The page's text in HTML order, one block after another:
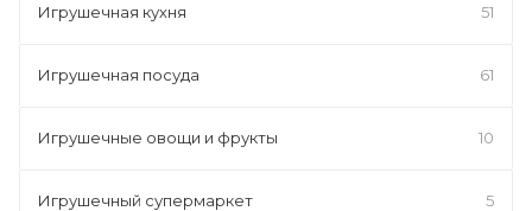
Игрушечная кухня 51
Игрушечная посуда 61
Игрушечные овощи и фрукты 10
Игрушечный супермаркет 5